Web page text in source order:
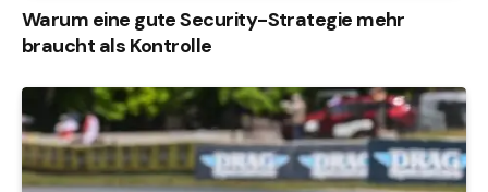
Warum eine gute Security-Strategie mehr
braucht als Kontrolle